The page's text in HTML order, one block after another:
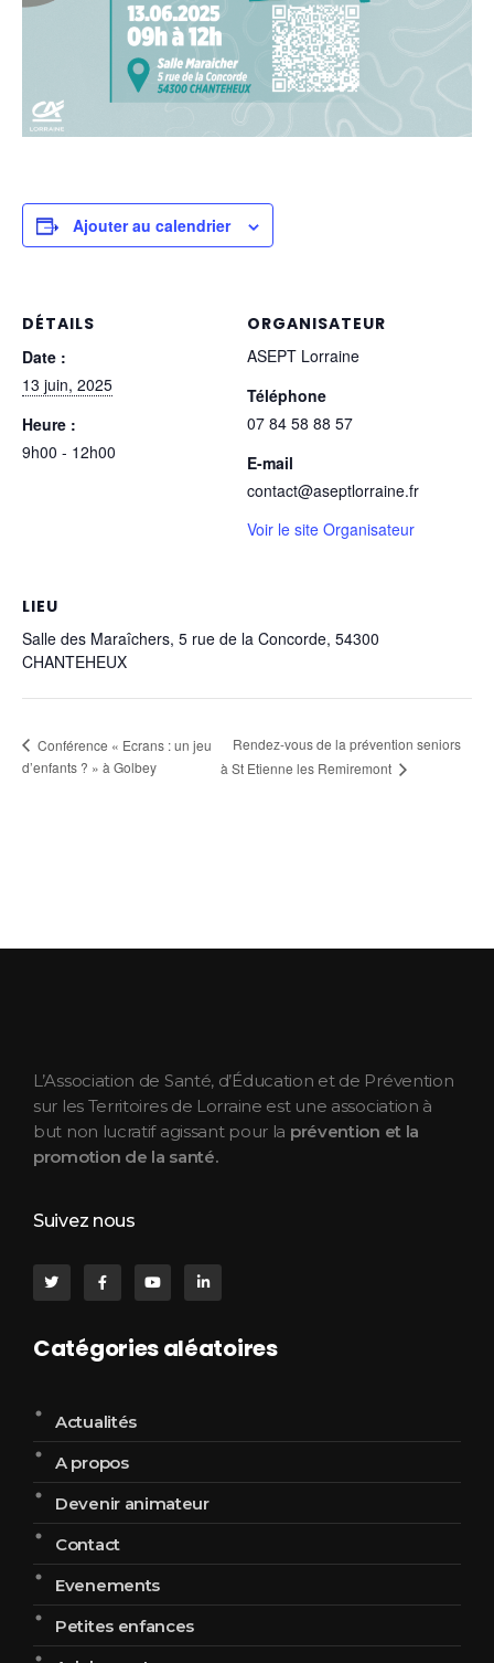
Ajouter au calendrier
DÉTAILS
Date :
13 juin, 2025
Heure :
9h00 - 12h00
ORGANISATEUR
ASEPT Lorraine
Téléphone
07 84 58 88 57
E-mail
contact@aseptlorraine.fr
Voir le site Organisateur
LIEU
Salle des Maraîchers, 5 rue de la Concorde, 54300
CHANTEHEUX
Conférence « Ecrans : un jeu
d’enfants ? » à Golbey
Rendez-vous de la prévention seniors
à St Etienne les Remiremont
L’Association de Santé, d’Éducation et de Prévention
sur les Territoires de Lorraine est une association à
but non lucratif agissant pour la prévention et la
promotion de la santé.
Suivez nous
Catégories aléatoires
Actualités
A propos
Devenir animateur
Contact
Evenements
Petites enfances